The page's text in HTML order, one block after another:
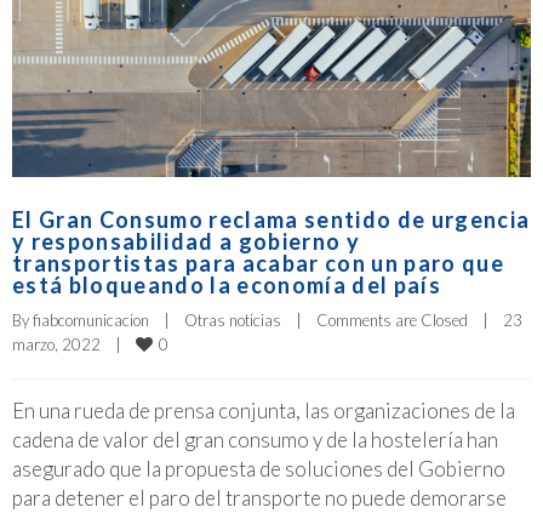
El Gran Consumo reclama sentido de urgencia
y responsabilidad a gobierno y
transportistas para acabar con un paro que
está bloqueando la economía del país
By fiabcomunicacion Otras noticias Comments are Closed
23
marzo, 2022
0
En una rueda de prensa conjunta, las organizaciones de la
cadena de valor del gran consumo y de la hostelería han
asegurado que la propuesta de soluciones del Gobierno
para detener el paro del transporte no puede demorarse